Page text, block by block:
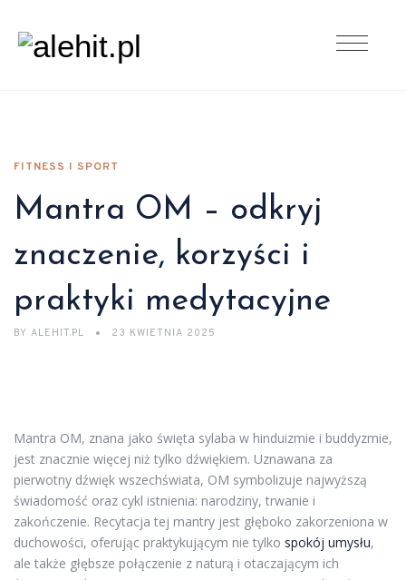
FITNESS I SPORT
Mantra OM – odkryj
znaczenie, korzyści i
praktyki medytacyjne
BY ALEHIT.PL 23 KWIETNIA 2025
Mantra OM, znana jako święta sylaba w hinduizmie i buddyzmie,
jest znacznie więcej niż tylko dźwiękiem. Uznawana za
pierwotny dźwięk wszechświata, OM symbolizuje najwyższą
świadomość oraz cykl istnienia: narodziny, trwanie i
zakończenie. Recytacja tej mantry jest głęboko zakorzeniona w
duchowości, oferując praktykującym nie tylko spokój umysłu,
ale także głębsze połączenie z naturą i otaczającym ich